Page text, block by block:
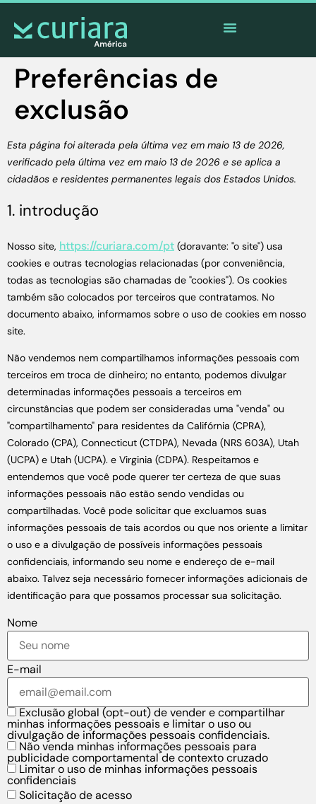
Preferências de
exclusão
Esta página foi alterada pela última vez em maio 13 de 2026,
verificado pela última vez em maio 13 de 2026 e se aplica a
cidadãos e residentes permanentes legais dos Estados Unidos.
1. introdução
Nosso site, https://curiara.com/pt (doravante: "o site") usa
cookies e outras tecnologias relacionadas (por conveniência,
todas as tecnologias são chamadas de "cookies"). Os cookies
também são colocados por terceiros que contratamos. No
documento abaixo, informamos sobre o uso de cookies em nosso
site.
Não vendemos nem compartilhamos informações pessoais com
terceiros em troca de dinheiro; no entanto, podemos divulgar
determinadas informações pessoais a terceiros em
circunstâncias que podem ser consideradas uma "venda" ou
"compartilhamento" para residentes da Califórnia (CPRA),
Colorado (CPA), Connecticut (CTDPA), Nevada (NRS 603A), Utah
(UCPA) e Utah (UCPA). e Virginia (CDPA). Respeitamos e
entendemos que você pode querer ter certeza de que suas
informações pessoais não estão sendo vendidas ou
compartilhadas. Você pode solicitar que excluamos suas
informações pessoais de tais acordos ou que nos oriente a limitar
o uso e a divulgação de possíveis informações pessoais
confidenciais, informando seu nome e endereço de e-mail
abaixo. Talvez seja necessário fornecer informações adicionais de
identificação para que possamos processar sua solicitação.
Nome
E-mail
Exclusão global (opt-out) de vender e compartilhar
minhas informações pessoais e limitar o uso ou
divulgação de informações pessoais confidenciais.
Não venda minhas informações pessoais para
publicidade comportamental de contexto cruzado
Limitar o uso de minhas informações pessoais
confidenciais
Solicitação de acesso